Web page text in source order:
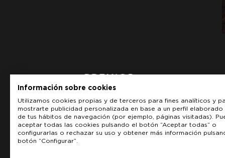
Información sobre cookies
Utilizamos cookies propias y de terceros para fines analíticos y
mostrarte publicidad personalizada en base a un perfil
de tus hábitos de navegación (por ejemplo, páginas visitadas).
aceptar todas las cookies pulsando el botón “Aceptar todas” o
configurarlas o rechazar su uso y obtener más información
botón “Configurar”.